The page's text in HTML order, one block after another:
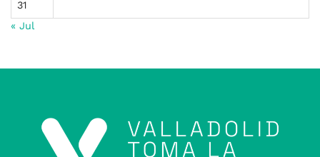
31
« Jul